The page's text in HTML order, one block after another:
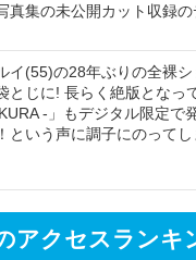
真集の未公開カット収録
イ(55)の28年ぶりの全裸シ
とじに! 長らく絶版となっ
-」もデジタル限定で
という声に調子にのってし
アクセスランキ